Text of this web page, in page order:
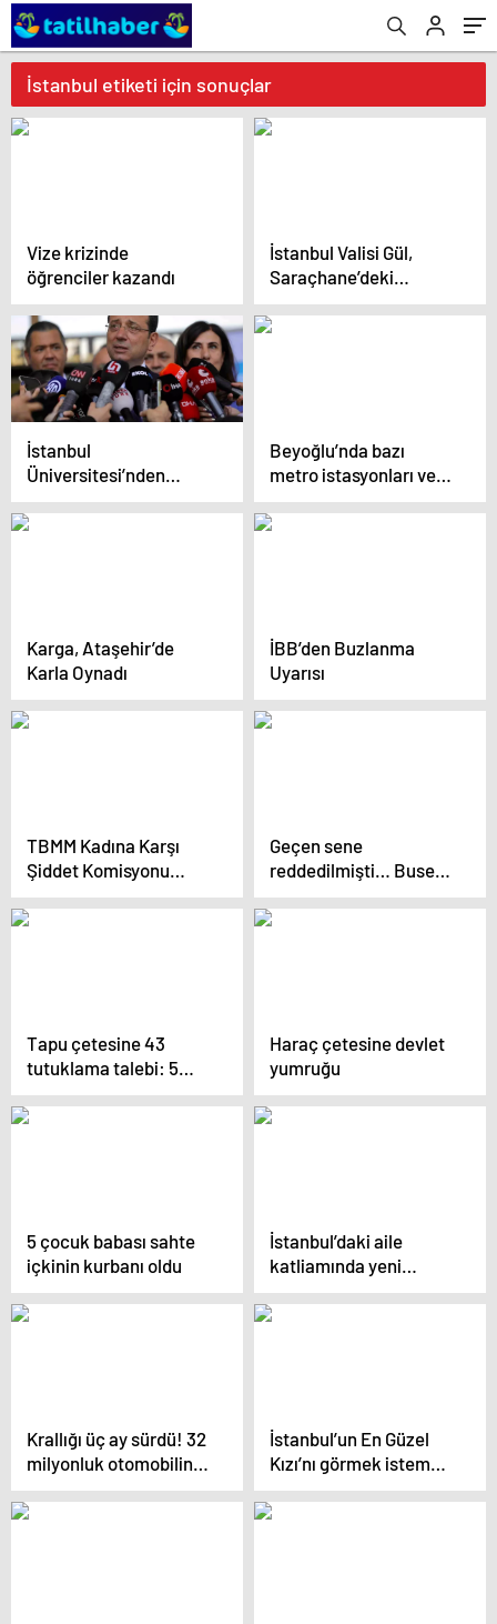
İstanbul etiketi için sonuçlar
Vize krizinde
öğrenciler kazandı
İstanbul Valisi Gül,
Saraçhane’deki
gösterilerde yaralanan
polisleri hastanede
İstanbul
Üniversitesi’nden
Ekrem İmamoğlu ve 28
Kişinin Diplomasına
Beyoğlu’nda bazı
metro istasyonları ve
Taksim-Kabataş
füniküler hattında
Karga, Ataşehir’de
Karla Oynadı
İBB’den Buzlanma
Uyarısı
TBMM Kadına Karşı
Şiddet Komisyonu
İstanbul’da
İncelemelerde Bulundu
Geçen sene
reddedilmişti… Buse
Terim, David Beckham
ile buluştu
Tapu çetesine 43
tutuklama talebi: 5
milyar lira değerindeki
mal varlığına da tedbir
Haraç çetesine devlet
yumruğu
5 çocuk babası sahte
içkinin kurbanı oldu
İstanbul’daki aile
katliamında yeni
görüntüler ortaya çıktı!
Olayın sebebi ise şoke
Krallığı üç ay sürdü! 32
milyonluk otomobilini
satıyor
İstanbul’un En Güzel
Kızı’nı görmek istemez
misiniz?